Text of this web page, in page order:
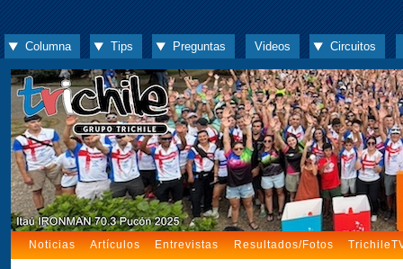
Columna Tips Preguntas Videos Circuitos
Noticias Artículos Entrevistas Resultados/Fotos